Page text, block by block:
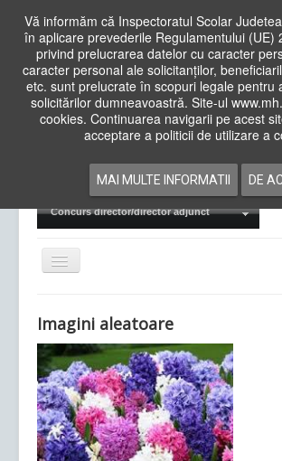
Vă informăm că Inspectoratul Scolar
în aplicare prevederile Regulamentului (UE)
privind prelucrarea datelor cu caracter
caracter personal ale solicitanților,
etc. sunt prelucrate în scopuri legale pentru
solicitărilor dumneavoastră. Site-ul
cookies. Continuarea navigarii pe acest
acceptare a politicii de utilizare a
MAI MULTE INFORMATII DE
Cauta
in
siteAcasa Cadre Didactice
Examene Naționale
Concurs director/director adjunct
Comută
navigarea
Ultimele articole: Vi, 04.11.2022 -
Județean Mehedinți
Imagini aleatoare